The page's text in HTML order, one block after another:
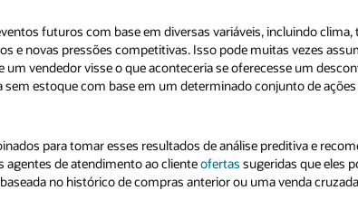
futuros com base em diversas variáveis, incluindo clima,
e novas pressões competitivas. Isso pode muitas vezes
vendedor visse o que aconteceria se oferecesse um
estoque com base em um determinado conjunto de
para tomar esses resultados de análise preditiva e
agentes de atendimento ao clienteofertas sugeridas que eles
no histórico de compras anterior ou uma venda